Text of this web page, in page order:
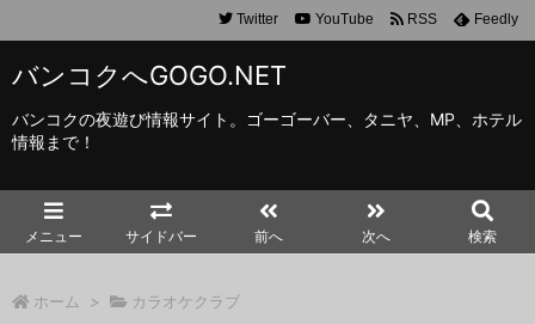
バンコクへGOGO.NET
バンコクの夜遊び情報サイト。ゴーゴーバー、タニヤ、MP、ホテル
情報まで！
メニュー サイドバー 前へ 次へ 検索
Twitter YouTube RSS Feedly
ホーム > カラオケクラブ